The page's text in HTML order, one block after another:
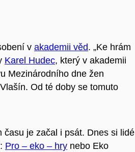
v akademii věd. „Ke hrám
Karel Hudec, který v akademii
Mezinárodního dne žen
Od té doby se tomuto
je začal i psát. Dnes si lidé
Pro – eko – hry nebo Eko